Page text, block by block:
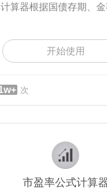
算器根据国债存期、金
开始使用
次
市盈率公式计算